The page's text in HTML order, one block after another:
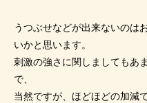
うつぶせなどが出来ないのは
いかと思います。
刺激の強さに関しましてもあ
で、
当然ですが、ほどほどの加減